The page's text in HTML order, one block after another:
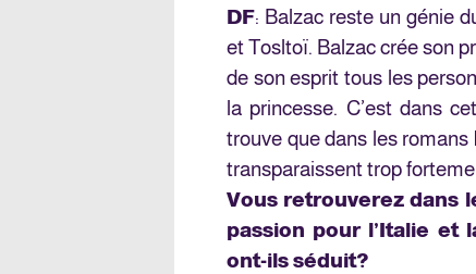
DF: Balzac reste un génie
et Tosltoï. Balzac crée son
de son esprit tous les
la princesse. C’est dans
trouve que dans les romans
transparaissent trop
Vous retrouverez dans
passion pour l’Italie et
ont-ils séduit?